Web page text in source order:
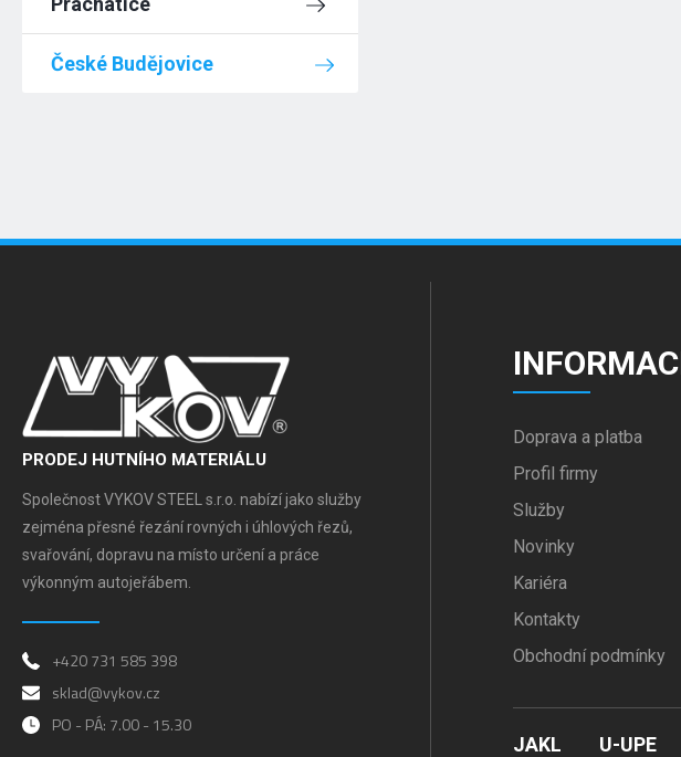
České Budějovice
PRODEJ HUTNÍHO MATERIÁLU
Společnost VYKOV STEEL s.r.o. nabízí jako služby
zejména přesné řezání rovných i úhlových řezů,
svařování, dopravu na místo určení a práce
výkonným autojeřábem.
+420 731 585 398
sklad@vykov.cz
PO - PÁ: 7.00 - 15.30
Doprava a platba
Profil firmy
Služby
Novinky
Kariéra
Kontakty
Obchodní podmínky
JAKL U-UPE